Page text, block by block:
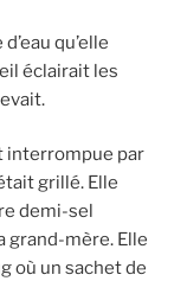
qu’elle
éclairait les
interrompue par
grillé. Elle
demi-sel
grand-mère. Elle
où un sachet de